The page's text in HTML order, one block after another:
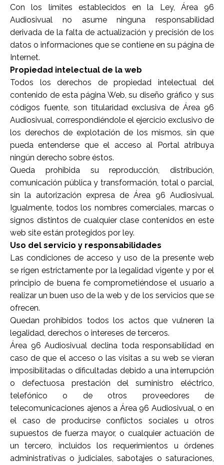
Con los límites establecidos en la Ley, Área 96
Audiosivual no asume ninguna responsabilidad
derivada de la falta de actualización y precisión de los
datos o informaciones que se contiene en su página de
Internet.
Propiedad intelectual de la web
Todos los derechos de propiedad intelectual del
contenido de esta página Web, su diseño gráfico y sus
códigos fuente, son titularidad exclusiva deÁrea 96
Audiosivual, correspondiéndole el ejercicio exclusivo de
los derechos de explotación de los mismos, sin que
pueda entenderse que el acceso al Portal atribuya
ningún derecho sobre éstos.
Queda prohibida su reproducción, distribución,
comunicación pública y transformación, total o parcial,
sin la autorización expresa deÁrea 96 Audiosivual.
Igualmente, todos los nombres comerciales, marcas o
signos distintos de cualquier clase contenidos en este
web site están protegidos por ley.
Uso del servicio y responsabilidades
Las condiciones de acceso y uso de la presente web
se rigen estrictamente por la legalidad vigente y por el
principio de buena fe comprometiéndose el usuario a
realizar un buen uso de la web y de los servicios que se
ofrecen.
Quedan prohibidos todos los actos que vulneren la
legalidad, derechos o intereses de terceros.
Área 96 Audiosivual declina toda responsabilidad en
caso de que el acceso o las visitas a su web se vieran
imposibilitadas o dificultadas debido a una interrupción
o defectuosa prestación del suministro eléctrico,
telefónico o de otros proveedores de
telecomunicaciones ajenos a Área 96 Audiosivual, o en
el caso de producirse conflictos sociales u otros
supuestos de fuerza mayor, o cualquier actuación de
un tercero, incluidos los requerimientos u órdenes
administrativas o judiciales, sabotajes o saturaciones,